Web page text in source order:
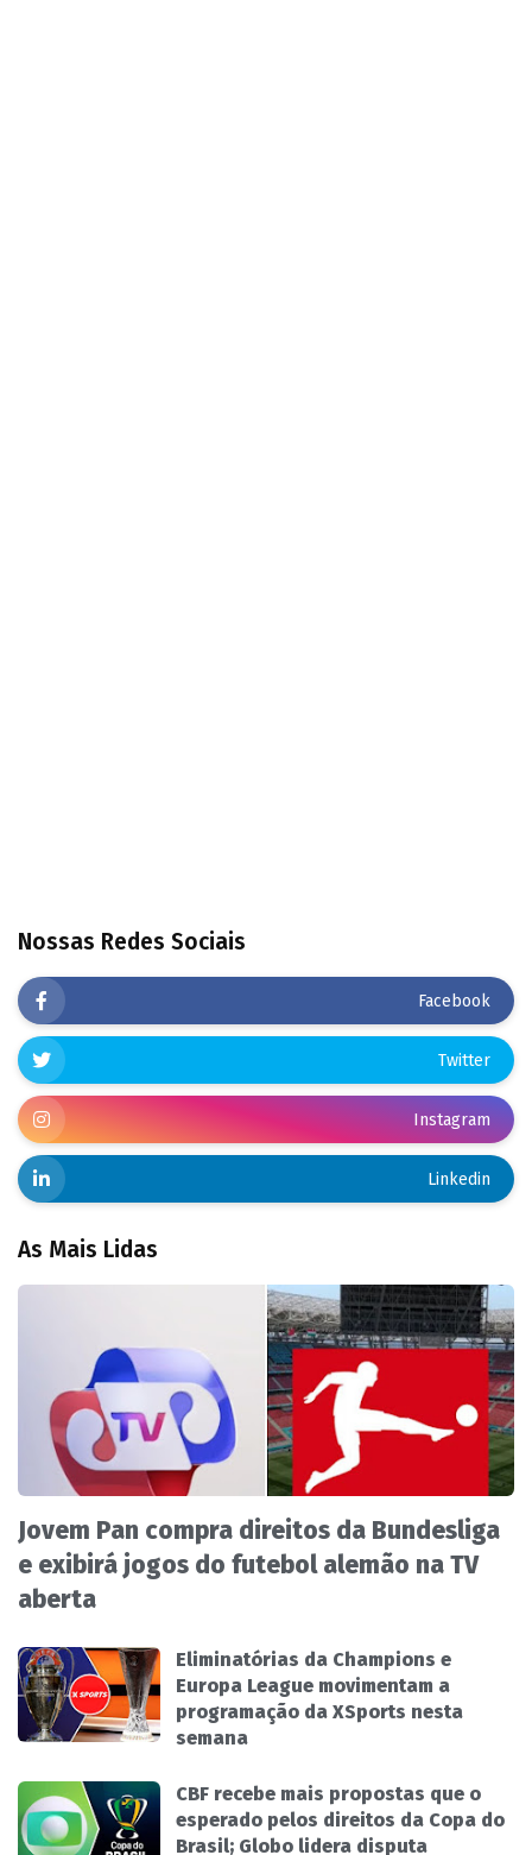
Nossas Redes Sociais
Facebook
Twitter
Instagram
Linkedin
As Mais Lidas
Jovem Pan compra direitos da Bundesliga
e exibirá jogos do futebol alemão na TV
aberta
Eliminatórias da Champions e
Europa League movimentam a
programação da XSports nesta
semana
CBF recebe mais propostas que o
esperado pelos direitos da Copa do
Brasil; Globo lidera disputa